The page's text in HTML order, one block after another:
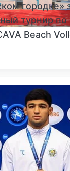
городке»
турнир
Beach